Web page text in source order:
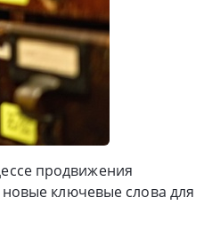
продвижения
ключевые слова для